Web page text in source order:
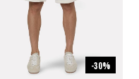
30%-